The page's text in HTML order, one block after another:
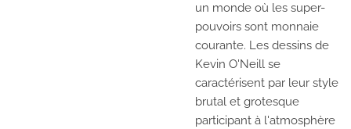
un monde où les super-
pouvoirs sont monnaie
courante. Les dessins de
Kevin O'Neill se
caractérisent par leur style
brutal et grotesque
participant à l'atmosphère